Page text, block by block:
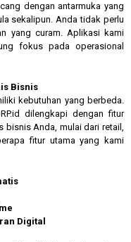
dengan antarmuka yang
sekalipun. Anda tidak perlu
yang curam. Aplikasi kami
fokus pada operasional
Bisnis
kebutuhan yang berbeda.
dilengkapi dengan fitur
bisnis Anda, mulai dari retail,
fitur utama yang kami
Digital